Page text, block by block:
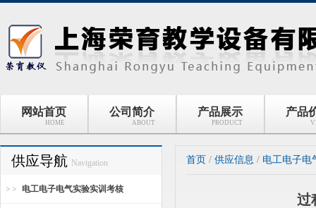
网站首页
HOME
公司简介
ABOUT
产品展示
PRODUCT
产品
供应导航 Navigation
电工电子电气实验实训考核
首页 / 供应信息 / 电工电子电
过